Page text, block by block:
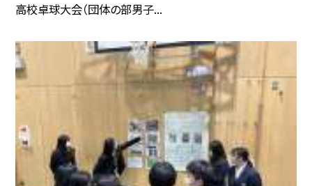
高校卓球大会（団体の部男子...